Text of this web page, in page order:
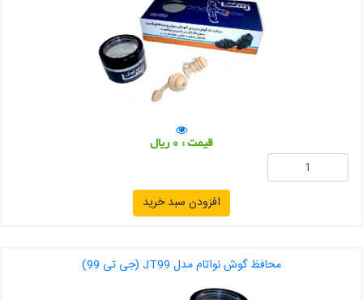
قیمت : 0 ریال
افزودن سبد خرید
محافظ گوش نواتام مدل JT99 (جی تی 99)